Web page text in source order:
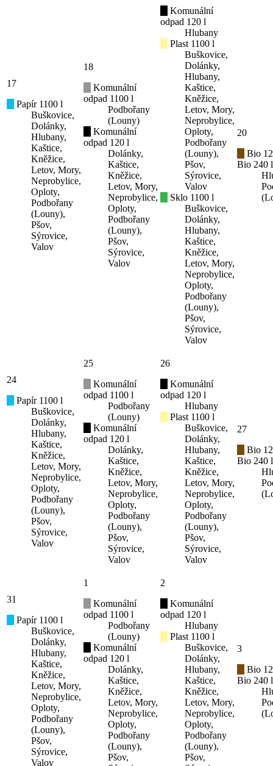
17
Papír 1100 l
Buškovice,
Dolánky,
Hlubany,
Kaštice,
Kněžice,
Letov, Mory,
Neprobylice,
Oploty,
Podbořany
(Louny),
Pšov,
Sýrovice,
Valov
18
Komunální
odpad 1100 l
Podbořany
(Louny)
Komunální
odpad 120 l
Dolánky,
Kaštice,
Kněžice,
Letov, Mory,
Neprobylice,
Oploty,
Podbořany
(Louny),
Pšov,
Sýrovice,
Valov
Komunální
odpad 120 l
Hlubany
Plast 1100 l
Buškovice,
Dolánky,
Hlubany,
Kaštice,
Kněžice,
Letov, Mory,
Neprobylice,
Oploty,
Podbořany
(Louny),
Pšov,
Sýrovice,
Valov
Sklo 1100 l
Buškovice,
Dolánky,
Hlubany,
Kaštice,
Kněžice,
Letov, Mory,
Neprobylice,
Oploty,
Podbořany
(Louny),
Pšov,
Sýrovice,
Valov
20
Bio
Bio 240 l
24
Papír 1100 l
Buškovice,
Dolánky,
Hlubany,
Kaštice,
Kněžice,
Letov, Mory,
Neprobylice,
Oploty,
Podbořany
(Louny),
Pšov,
Sýrovice,
Valov
25
Komunální
odpad 1100 l
Podbořany
(Louny)
Komunální
odpad 120 l
Dolánky,
Kaštice,
Kněžice,
Letov, Mory,
Neprobylice,
Oploty,
Podbořany
(Louny),
Pšov,
Sýrovice,
Valov
26
Komunální
odpad 120 l
Hlubany
Plast 1100 l
Buškovice,
Dolánky,
Hlubany,
Kaštice,
Kněžice,
Letov, Mory,
Neprobylice,
Oploty,
Podbořany
(Louny),
Pšov,
Sýrovice,
Valov
27
Bio
Bio 240 l
31
Papír 1100 l
Buškovice,
Dolánky,
Hlubany,
Kaštice,
Kněžice,
Letov, Mory,
Neprobylice,
Oploty,
Podbořany
(Louny),
Pšov,
Sýrovice,
Valov
1
Komunální
odpad 1100 l
Podbořany
(Louny)
Komunální
odpad 120 l
Dolánky,
Kaštice,
Kněžice,
Letov, Mory,
Neprobylice,
Oploty,
Podbořany
(Louny),
Pšov,
2
Komunální
odpad 120 l
Hlubany
Plast 1100 l
Buškovice,
Dolánky,
Hlubany,
Kaštice,
Kněžice,
Letov, Mory,
Neprobylice,
Oploty,
Podbořany
(Louny),
Pšov,
3
Bio
Bio 240 l